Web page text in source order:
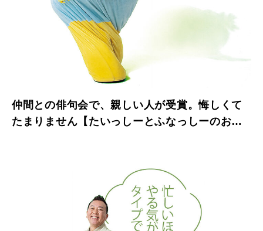
仲間との俳句会で、親しい人が受賞。悔しくて
たまりません【たいっしーとふなっしーのお悩